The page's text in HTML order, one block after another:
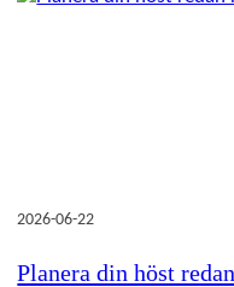
2026-06-22
Planera din höst